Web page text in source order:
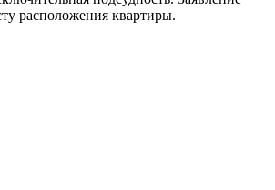
расположения квартиры.